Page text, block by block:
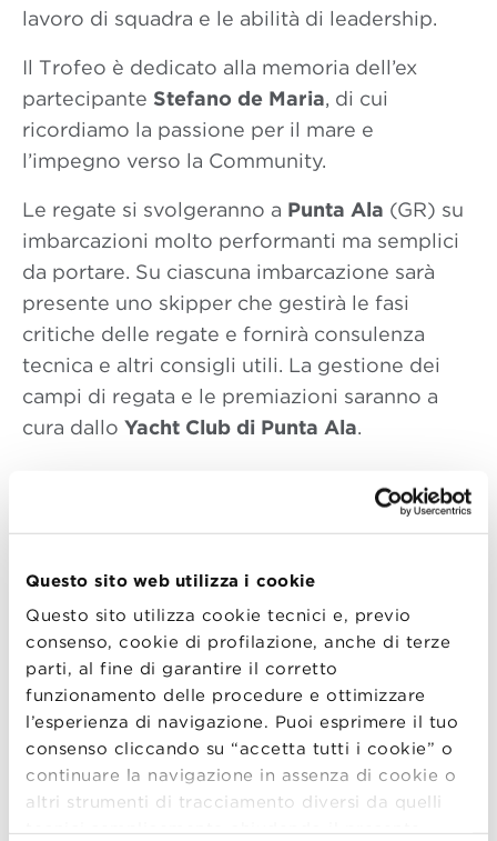
Questo sito web utilizza i cookie
Questo sito utilizza cookie tecnici e, previo
consenso, cookie di profilazione, anche di terze
parti, al fine di garantire il corretto
funzionamento delle procedure e ottimizzare
l’esperienza di navigazione. Puoi esprimere il tuo
consenso cliccando su “accetta tutti i cookie” o
continuare la navigazione in assenza di cookie o
altri strumenti di tracciamento diversi da quelli
tecnici semplicemente chiudendo il presente
lavoro di squadra e le abilità di leadership.
Il Trofeo è dedicato alla memoria dell’ex
partecipante Stefano de Maria, di cui
ricordiamo la passione per il mare e
l’impegno verso la Community.
Le regate si svolgeranno a Punta Ala (GR) su
imbarcazioni molto performanti ma semplici
da portare. Su ciascuna imbarcazione sarà
presente uno skipper che gestirà le fasi
critiche delle regate e fornirà consulenza
tecnica e altri consigli utili. La gestione dei
campi di regata e le premiazioni saranno a
cura dallo Yacht Club di Punta Ala.
–19.30 : Welcome @Roccamare Resort
20.30 : Welcome Dinner @Bubula
SABATO 4 MAGGIO
–9.00: Kick-off regata @YCPA